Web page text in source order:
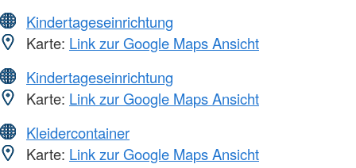
Kindertageseinrichtung
Karte: Link zur Google Maps Ansicht
Kindertageseinrichtung
Karte: Link zur Google Maps Ansicht
Kleidercontainer
Karte: Link zur Google Maps Ansicht